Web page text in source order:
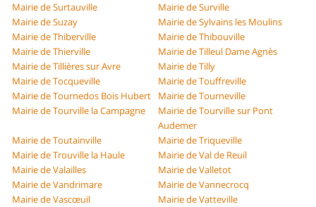
Mairie de Surtauville
Mairie de Surville
Mairie de Suzay
Mairie de Sylvains les Moulins
Mairie de Thiberville
Mairie de Thibouville
Mairie de Thierville
Mairie de Tilleul Dame Agnès
Mairie de Tillières sur Avre
Mairie de Tilly
Mairie de Tocqueville
Mairie de Touffreville
Mairie de Tournedos Bois Hubert
Mairie de Tourneville
Mairie de Tourville la Campagne
Mairie de Tourville sur Pont
Audemer
Mairie de Toutainville
Mairie de Triqueville
Mairie de Trouville la Haule
Mairie de Val de Reuil
Mairie de Valailles
Mairie de Valletot
Mairie de Vandrimare
Mairie de Vannecrocq
Mairie de Vascœuil
Mairie de Vatteville